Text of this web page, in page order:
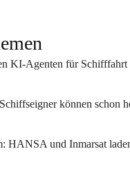
KI-Agenten für Schifffahrt
können schon
HANSA und Inmarsat